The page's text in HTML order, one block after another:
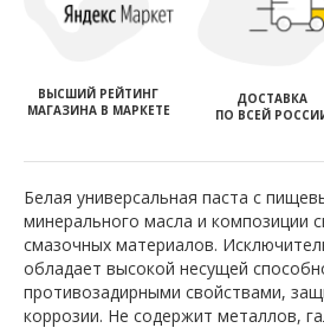
ВЫСШИЙ РЕЙТИНГ
МАГАЗИНА В МАРКЕТЕ
ДОСТАВКА
ПО ВСЕЙ
Белая универсальная паста с
минерального масла и композиции
смазочных материалов.
обладает высокой несущей
противозадирными свойствами,
коррозии. Не содержит металлов,